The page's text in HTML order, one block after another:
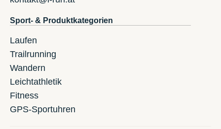
Sport- & Produktkategorien
Laufen
Trailrunning
Wandern
Leichtathletik
Fitness
GPS-Sportuhren